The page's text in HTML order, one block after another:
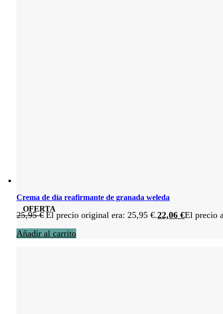
OFERTA
Crema de día reafirmante de granada weleda
25,95€ El precio original era: 25,95 €.22,06 €El precio
Añadir al carrito